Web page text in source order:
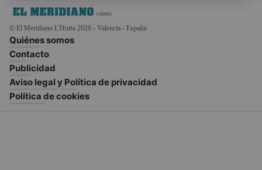
© El Meridiano L'Horta 2026 - Valencia - España
Quiénes somos
Contacto
Publicidad
Aviso legal y Política de privacidad
Política de cookies